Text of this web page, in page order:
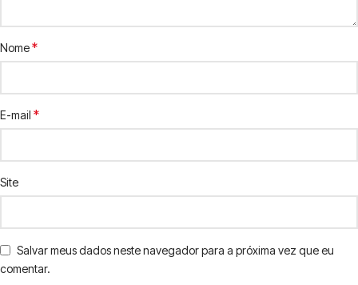
Nome*
E-mail *
Site
Salvar meus dados neste navegador para a próxima vez que eu
comentar.